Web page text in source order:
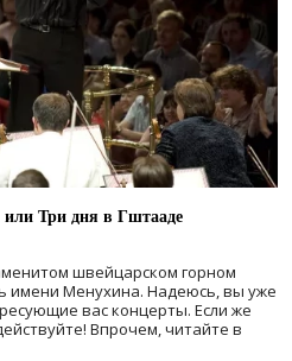
или Три дня в Гштааде
швейцарском горном
имени Менухина. Надеюсь, вы уже
вас концерты. Если же
Впрочем, читайте в